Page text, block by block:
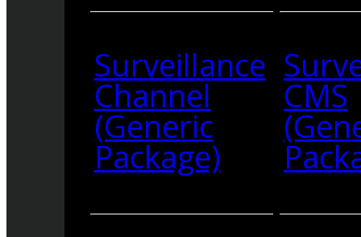
Surveillance
Channel
(Generic
Package)
CMS